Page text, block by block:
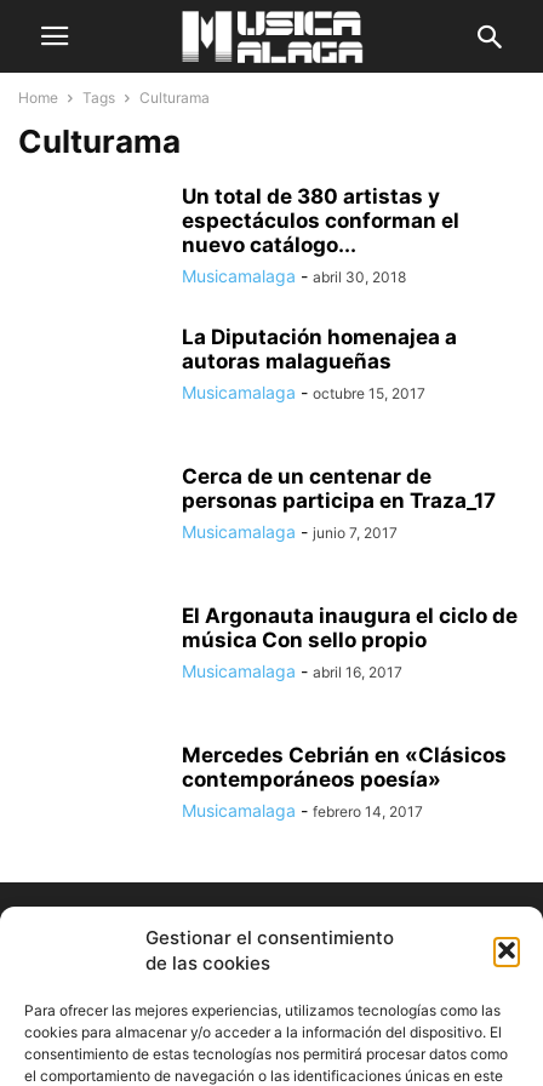
Gestionar el consentimiento
de las cookies
Para ofrecer las mejores experiencias, utilizamos tecnologías como las
cookies para almacenar y/o acceder a la información del dispositivo. El
consentimiento de estas tecnologías nos permitirá procesar datos como
el comportamiento de navegación o las identificaciones únicas en este
Home Tags Culturama
Culturama
Un total de 380 artistas y
espectáculos conforman el
nuevo catálogo...
Musicamalaga - abril 30, 2018
La Diputación homenajea a
autoras malagueñas
Musicamalaga - octubre 15, 2017
Cerca de un centenar de
personas participa en Traza_17
Musicamalaga - junio 7, 2017
El Argonauta inaugura el ciclo de
música Con sello propio
Musicamalaga - abril 16, 2017
Mercedes Cebrián en «Clásicos
contemporáneos poesía»
Musicamalaga - febrero 14, 2017
ABOUT US